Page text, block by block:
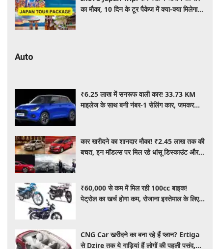
का मौका, 10 दिन के टूर पैकेज में क्या-क्या मिलेगा?
Auto
₹6.25 लाख में सनरूफ वाली कार! 33.73 KM
माइलेज के साथ बनी नंबर-1 सेलिंग कार, जमकर
कार खरीदने का शानदार मौका! ₹2.45 लाख तक की
बचत, इन मॉडल्स पर मिल रहे धांसू डिस्काउंट और
₹60,000 से कम में मिल रही 100cc बाइक!
पेट्रोल का खर्च होगा कम, रोजाना इस्तेमाल के लिए है
CNG Car खरीदने का बना रहे हैं प्लान? Ertiga
से Dzire तक ये गाड़ियां हैं लोगों की पहली पसंद,